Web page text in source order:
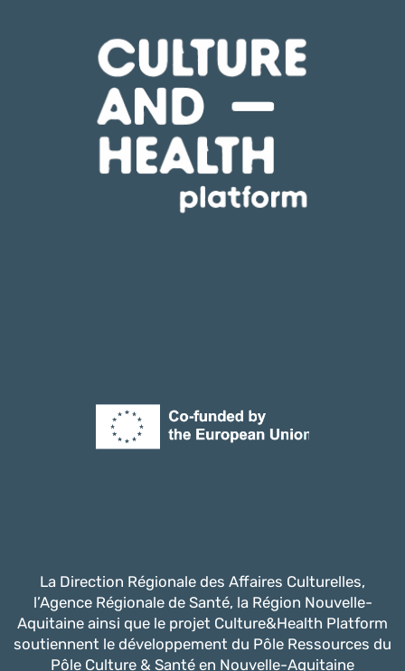
La Direction Régionale des Affaires Culturelles,
l’Agence Régionale de Santé, la Région Nouvelle-
Aquitaine ainsi que le projet Culture&Health Platform
soutiennent le développement du Pôle Ressources du
Pôle Culture & Santé en Nouvelle-Aquitaine